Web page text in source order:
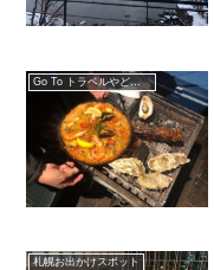
Go To トラベルやどうみん割利用して
札幌お出かけスポット